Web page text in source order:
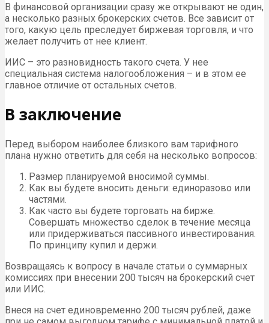
В финансовой организации сразу же открывают не один,
а несколько разных брокерских счетов. Все зависит от
того, какую цель преследует биржевая торговля, и что
желает получить от нее клиент.
ИИС – это разновидность такого счета. У нее
специальная система налогообложения – и в этом ее
главное отличие от остальных счетов.
В заключение
Перед выбором наиболее близкого вам тарифного
плана нужно ответить для себя на несколько вопросов:
Размер планируемой вносимой суммы.
Как вы будете вносить деньги: единоразово или
частями.
Как часто вы будете торговать на бирже.
Совершать множество сделок в течение месяца
или придерживаться пассивного инвестирования.
По принципу купил и держи.
Возвращаясь к вопросу в начале статьи о суммарных
комиссиях при внесении 200 тысяч на брокерский счет
или ИИС.
Внеся на счет единовременно 200 тысяч рублей, даже